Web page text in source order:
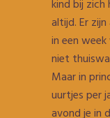
kind bij
altijd. Er
in een
niet
Maar in
uurtjes per
avond je in